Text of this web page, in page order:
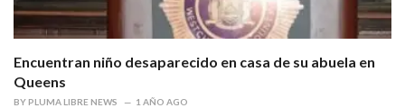
Encuentran niño desaparecido en casa de su abuela en
Queens
BY PLUMA LIBRE NEWS 1 AÑO AGO